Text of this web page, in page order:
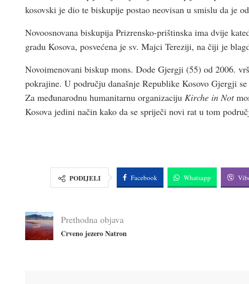
kosovski je dio te biskupije postao neovisan u smislu da je
Novoosnovana biskupija Prizrensko-prištinska ima dvije
gradu Kosova, posvećena je sv. Majci Tereziji, na čiji je
Novoimenovani biskup mons. Dode Gjergji (55) od 2006.
pokrajine. U području današnje Republike Kosovo Gjergji
Za međunarodnu humanitarnu organizaciju Kirche in Not
Kosova jedini način kako da se spriječi novi rat u tom
PODIJELI Facebook Whatsapp
Prethodna objava
Crveno jezero Natron